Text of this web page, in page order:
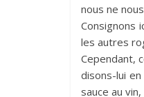
nous ne
Consignons
les autres
Cependant,
disons-lui
sauce au